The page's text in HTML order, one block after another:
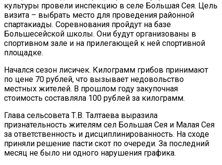
культуры провели инспекцию в селе Большая Сея. Цель
визита – выбрать место для проведения районной
спартакиады. Соревнования пройдут на базе
Большесейской школы. Они будут организованы в
спортивном зале и на прилегающей к ней спортивной
площадке.
Начался сезон лисичек. Килограмм грибов принимают
по цене 70 рублей, что вызывает недовольство
местных жителей. В прошлом году закупочная
стоимость составляла 100 рублей за килограмм.
Глава сельсовета Т.В. Талтаева выразила
признательность жителям сел Большая Сея и Малая Сея
за ответственность и дисциплинированность. На сходе
приняли решение пасти скот по очереди. За последний
месяц не было ни одного нарушения графика.